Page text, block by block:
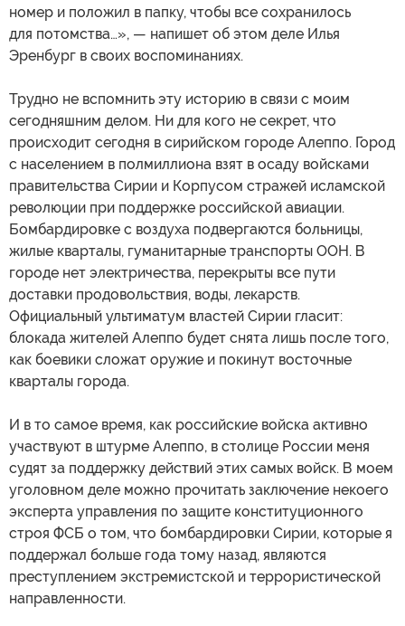
номер и положил в папку, чтобы все сохранилось
для потомства…», — напишет об этом деле Илья
Эренбург в своих воспоминаниях.
Трудно не вспомнить эту историю в связи с моим
сегодняшним делом. Ни для кого не секрет, что
происходит сегодня в сирийском городе Алеппо. Город
с населением в полмиллиона взят в осаду войсками
правительства Сирии и Корпусом стражей исламской
революции при поддержке российской авиации.
Бомбардировке с воздуха подвергаются больницы,
жилые кварталы, гуманитарные транспорты ООН. В
городе нет электричества, перекрыты все пути
доставки продовольствия, воды, лекарств.
Официальный ультиматум властей Сирии гласит:
блокада жителей Алеппо будет снята лишь после того,
как боевики сложат оружие и покинут восточные
кварталы города.
И в то самое время, как российские войска активно
участвуют в штурме Алеппо, в столице России меня
судят за поддержку действий этих самых войск. В моем
уголовном деле можно прочитать заключение некоего
эксперта управления по защите конституционного
строя ФСБ о том, что бомбардировки Сирии, которые я
поддержал больше года тому назад, являются
преступлением экстремистской и террористической
направленности.